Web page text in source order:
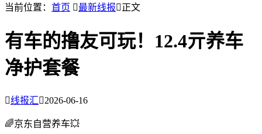
当前位置： 首页 最新线报正文
有车的撸友可玩！12.4亓养车
净护套餐
线报汇2026-06-16
🌈京东自营养车💥